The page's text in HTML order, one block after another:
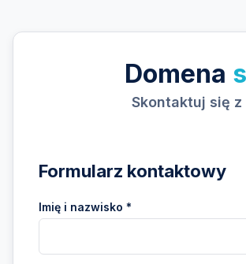
Domena
Skontaktuj się z
Formularz kontaktowy
Imię i nazwisko *